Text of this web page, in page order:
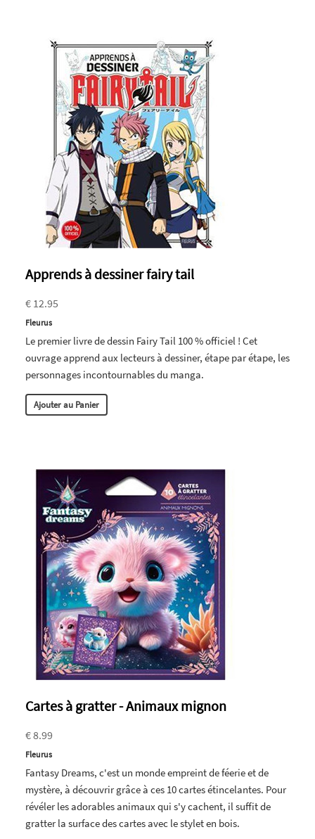
Apprends à dessiner fairy tail
€ 12.95
Fleurus
Le premier livre de dessin Fairy Tail 100 % officiel ! Cet
ouvrage apprend aux lecteurs à dessiner, étape par étape, les
personnages incontournables du manga.
Ajouter au Panier
Cartes à gratter - Animaux mignon
€ 8.99
Fleurus
Fantasy Dreams, c'est un monde empreint de féerie et de
mystère, à découvrir grâce à ces 10 cartes étincelantes. Pour
révéler les adorables animaux qui s'y cachent, il suffit de
gratter la surface des cartes avec le stylet en bois.